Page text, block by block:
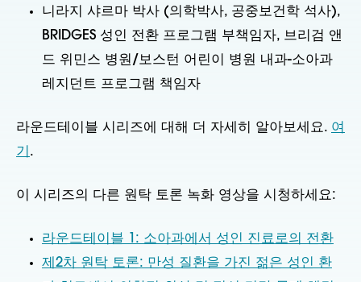
니라지 샤르마 박사 (의학박사, 공중보건학 석사),
BRIDGES 성인 전환 프로그램 부책임자, 브리검 앤
드 위민스 병원/보스턴 어린이 병원 내과-소아과
레지던트 프로그램 책임자
라운드테이블 시리즈에 대해 더 자세히 알아보세요. 여
기 .
이 시리즈의 다른 원탁 토론 녹화 영상을 시청하세요:
라운드테이블 1: 소아과에서 성인 진료로의 전환
제2차 원탁 토론: 만성 질환을 가진 젊은 성인 환